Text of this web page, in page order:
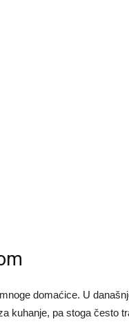
domaćice. U
kuhanje, pa stoga često